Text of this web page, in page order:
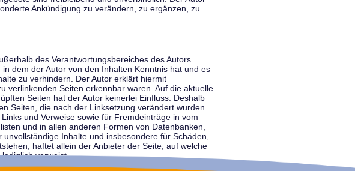
Ankündigung zu verändern, zu ergänzen, zu
des Verantwortungsbereiches des Autors
dem der Autor von den Inhalten Kenntnis hat und es
zu verhindern. Der Autor erklärt hiermit
verlinkenden Seiten erkennbar waren. Auf die aktuelle
Seiten hat der Autor keinerlei Einfluss. Deshalb
Seiten, die nach der Linksetzung verändert wurden.
und Verweise sowie für Fremdeinträge in vom
und in allen anderen Formen von Datenbanken,
Inhalte und insbesondere für Schäden,
haftet allein der Anbieter der Seite, auf welche
verweist.